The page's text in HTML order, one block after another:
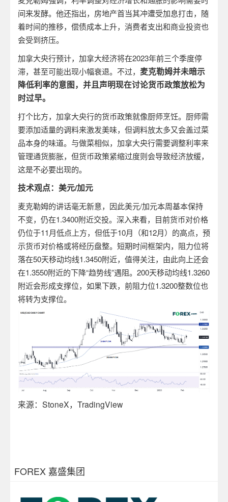
间来发酵。他还指出，房地产首当其冲遭受加息打击，随
着时间的推移，偿债成本上升，消费者支出和商业投资也
会受到挤压。
加拿大央行预计，加拿大经济将在2023年前三个季度停
滞，甚至可能出现小幅衰退。不过， 麦克勒姆并未暗示
降低利率的意图，并且声明现在讨论货币政策放松为
时过早。
打个比方，加拿大央行的货币政策就像厨师烹饪。厨师需
要添加适量的调料来激发美味，但调料放太多又会盖过菜
品本身的味道。与做菜相似，加拿大央行需要调整利率来
管理通货膨胀，但货币政策紧缩过度则会导致经济放缓，
这是不必要出现的。
技术观点：美元/加元
麦克勒姆的讲话毫无新意，因此美元/加元本周基本保持
不变，仍在1.3400附近交投。深入来看，目前货币对价格
仍位于11月低点上方，但低于10月（和12月）的高点，预
示货币对价格或将经历盘整。短期时间框架内，阻力位将
落在50天移动均线1.3450附近，值得关注，由此向上还会
在1.3550附近的下降“趋势线”遇阻。 200天移动均线1.3260
附近会形成支撑位，如果下跌，前阻力位1.3200整数位也
将转为支撑位。
来源： StoneX， TradingView
FOREX 嘉盛集团